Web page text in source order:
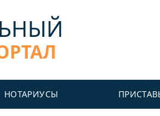
НОТАРИУСЫ